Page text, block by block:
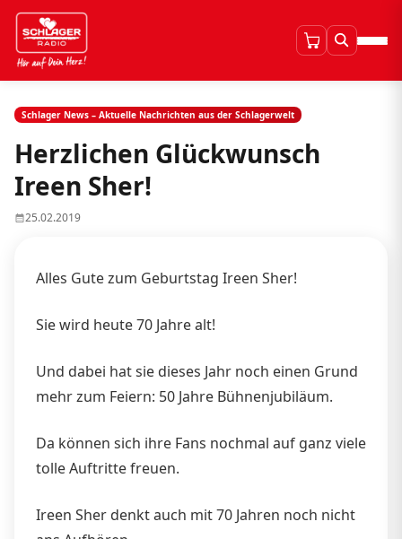
Schlager News – Aktuelle Nachrichten aus der Schlagerwelt
Herzlichen Glückwunsch
Ireen Sher!
25.02.2019
Alles Gute zum Geburtstag Ireen Sher!
Sie wird heute 70 Jahre alt!
Und dabei hat sie dieses Jahr noch einen Grund
mehr zum Feiern: 50 Jahre Bühnenjubiläum.
Da können sich ihre Fans nochmal auf ganz viele
tolle Auftritte freuen.
Ireen Sher denkt auch mit 70 Jahren noch nicht